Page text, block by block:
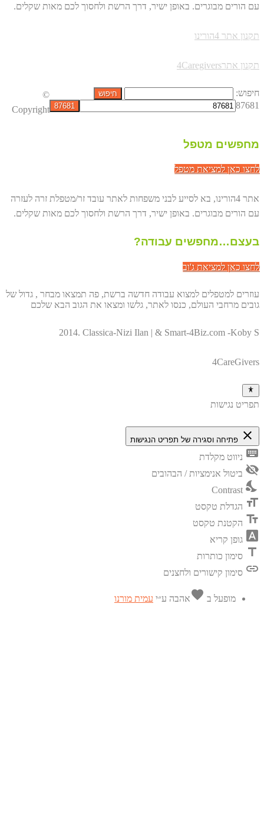
עם הורים מבוגרים. באופן ישיר, דרך הרשת ולחסוך לכם מאות שקלים.
תקנון אתר 4הורינו
תקנון אתר4Caregivers
חיפוש:
87681
מחפשים מטפל
לחצו כאן למציאת מטפל
אתר 4הורינו, בא לסייע לבני משפחות לאתר עובד זר/מטפלת זרה לעזרה
עם הורים מבוגרים. באופן ישיר, דרך הרשת ולחסוך לכם מאות שקלים.
בעצם…מחפשים עבודה?
לחצו כאן למציאת ג'וב
עוזרים למטפלים למצוא עבודה חדשה ברשת, פה תמצאו מבחר , גדול של
גובים מרחבי העולם, כנסו לאתר, גלשו ומצאו את הגוב הבא שלכם
©
Copyright
2014. Classica-Nizi Ilan | & Smart-4Biz.com -Koby S
4CareGivers
תפריט נגישות
close פתיחה וסגירה של תפריט הנגישות
keyboard ניווט מקלדת
visibility_off ביטול אנימציות / הבהובים
nights_stay
Contrast
format_size הגדלת טקסט
text_fields הקטנת טקסט
font_download גופן קריא
title סימון כותרות
link סימון קישורים ולחצנים
מופעל ב favoriteאהבה ע״י עמית מורנו